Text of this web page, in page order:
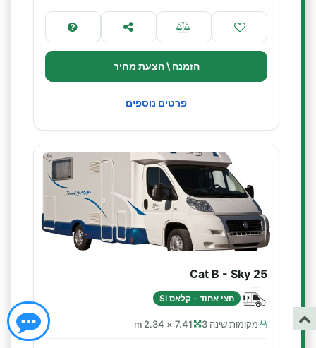
הזמנה \ הצעת מחיר
פרטים נוספים
Cat B - Sky 25
חצי אחוד - קלאס SI
מקומות שינה 3 7.41 × 2.34 m